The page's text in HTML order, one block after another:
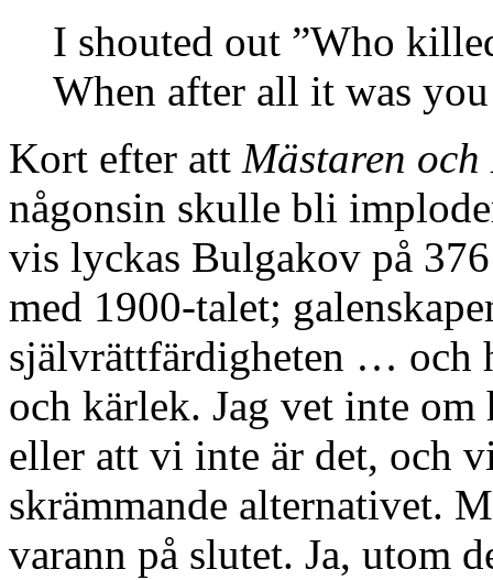
I shouted out ”Who
When after all it was
Kort efter att Mästaren
någonsin skulle bli
vis lyckas Bulgakov på
med 1900-talet;
självrättfärdigheten … och
och kärlek. Jag vet inte om
eller att vi inte är det, och
skrämmande alternativet.
varann på slutet. Ja, utom